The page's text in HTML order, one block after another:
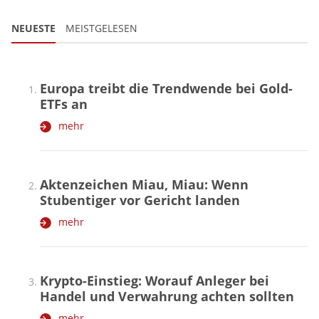
NEUESTE MEISTGELESEN
Europa treibt die Trendwende bei Gold-
ETFs an
mehr
Aktenzeichen Miau, Miau: Wenn
Stubentiger vor Gericht landen
mehr
Krypto-Einstieg: Worauf Anleger bei
Handel und Verwahrung achten sollten